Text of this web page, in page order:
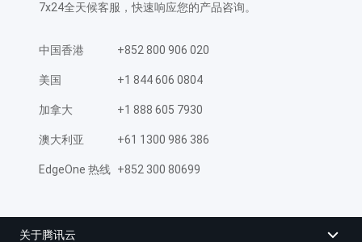
7x24全天候客服，快速响应您的产品咨询。
中国香港 +852 800 906 020
美国 +1 844 606 0804
加拿大 +1 888 605 7930
澳大利亚 +61 1300 986 386
EdgeOne 热线 +852 300 80699
关于腾讯云